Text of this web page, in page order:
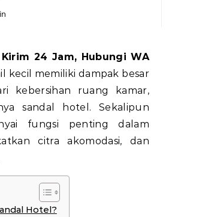
kecil memiliki dampak besar
kebersihan ruang kamar,
sandal hotel. Sekalipun
fungsi penting dalam
citra akomodasi, dan
Hotel?